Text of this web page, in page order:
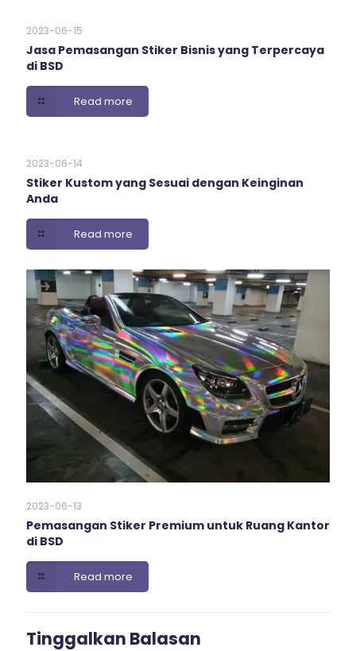
2023-06-15
Jasa Pemasangan Stiker Bisnis yang Terpercaya
di BSD
Read more
2023-06-14
Stiker Kustom yang Sesuai dengan Keinginan
Anda
Read more
2023-06-13
Pemasangan Stiker Premium untuk Ruang Kantor
di BSD
Read more
Tinggalkan Balasan